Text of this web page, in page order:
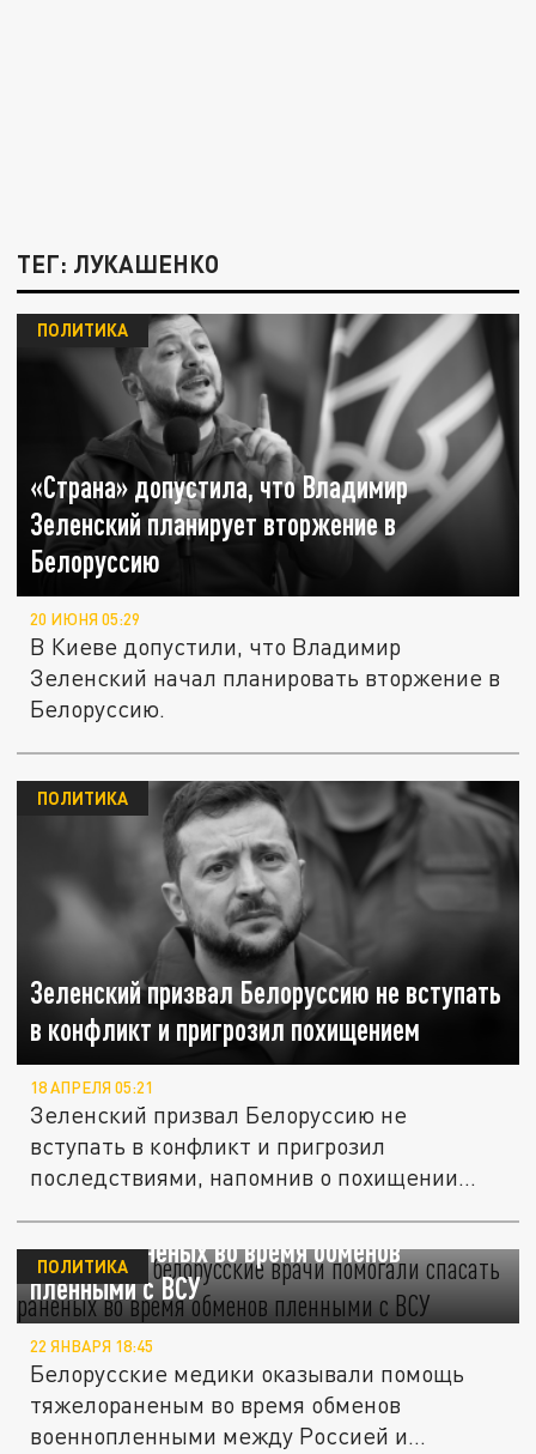
ТЕГ: ЛУКАШЕНКО
«Страна» допустила, что Владимир
Зеленский планирует вторжение в
Белоруссию
ПОЛИТИКА
20 ИЮНЯ 05:29
В Киеве допустили, что Владимир
Зеленский начал планировать вторжение в
Белоруссию.
Зеленский призвал Белоруссию не вступать
в конфликт и пригрозил похищением
ПОЛИТИКА
18 АПРЕЛЯ 05:21
Зеленский призвал Белоруссию не
вступать в конфликт и пригрозил
последствиями, напомнив о похищении
Лукашенко: белорусские врачи помогали
спасать раненых во время обменов
пленными с ВСУ
ПОЛИТИКА
22 ЯНВАРЯ 18:45
Белорусские медики оказывали помощь
тяжелораненым во время обменов
военнопленными между Россией и